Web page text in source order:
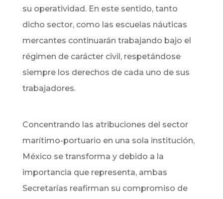
su operatividad. En este sentido, tanto
dicho sector, como las escuelas náuticas
mercantes continuarán trabajando bajo el
régimen de carácter civil, respetándose
siempre los derechos de cada uno de sus
trabajadores.
Concentrando las atribuciones del sector
marítimo-portuario en una sola institución,
México se transforma y debido a la
importancia que representa, ambas
Secretarías reafirman su compromiso de